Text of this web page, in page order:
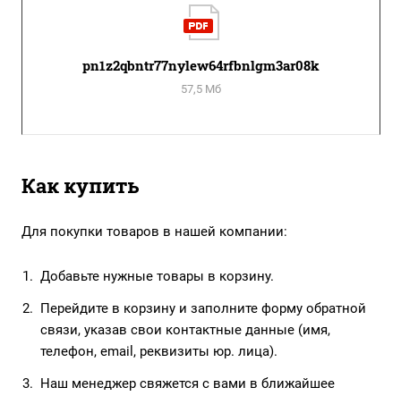
pn1z2qbntr77nylew64rfbnlgm3ar08k
57,5 Мб
Как купить
Для покупки товаров в нашей компании:
Добавьте нужные товары в корзину.
Перейдите в корзину и заполните форму обратной
связи, указав свои контактные данные (имя,
телефон, email, реквизиты юр. лица).
Наш менеджер свяжется с вами в ближайшее